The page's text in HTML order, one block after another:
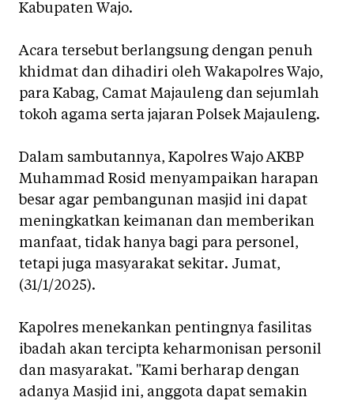
Kabupaten Wajo.
Acara tersebut berlangsung dengan penuh
khidmat dan dihadiri oleh Wakapolres Wajo,
para Kabag, Camat Majauleng dan sejumlah
tokoh agama serta jajaran Polsek Majauleng.
Dalam sambutannya, Kapolres Wajo AKBP
Muhammad Rosid menyampaikan harapan
besar agar pembangunan masjid ini dapat
meningkatkan keimanan dan memberikan
manfaat, tidak hanya bagi para personel,
tetapi juga masyarakat sekitar. Jumat,
(31/1/2025).
Kapolres menekankan pentingnya fasilitas
ibadah akan tercipta keharmonisan personil
dan masyarakat. "Kami berharap dengan
adanya Masjid ini, anggota dapat semakin